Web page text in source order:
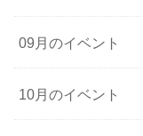
09月のイベント
10月のイベント